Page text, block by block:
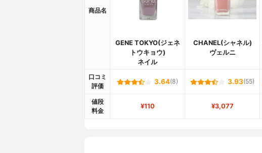
商品名
GENE TOKYO(ジェネ
トウキョウ)
ネイル
CHANEL(シャネル)
ヴェルニ
口コミ
評価
3.64(8) 3.93(55)
値段
料金
¥110 ¥3,077